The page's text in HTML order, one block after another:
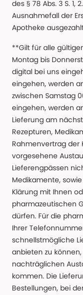
des § 78 Abs. 3 S. 1,
Ausnahmefall der
Apotheke
**Gilt für alle
Montag bis
digital bei uns
eingehen, werden
zwischen Samstag
eingehen, werden
Lieferung am
Rezepturen,
Rahmenvertrag der
vorgesehene
Lieferengpässen
Medikamente,
Klärung mit Ihnen
pharmazeutischen
dürfen. Für die
Ihrer
schnellstmögliche
anbieten zu
nachträglichen
kommen. Die
Bestellungen, bei